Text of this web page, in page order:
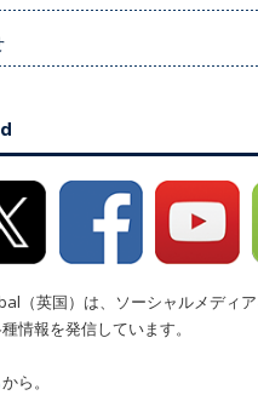
（英国）は、ソーシャルメディ
情報を発信しています。
から。